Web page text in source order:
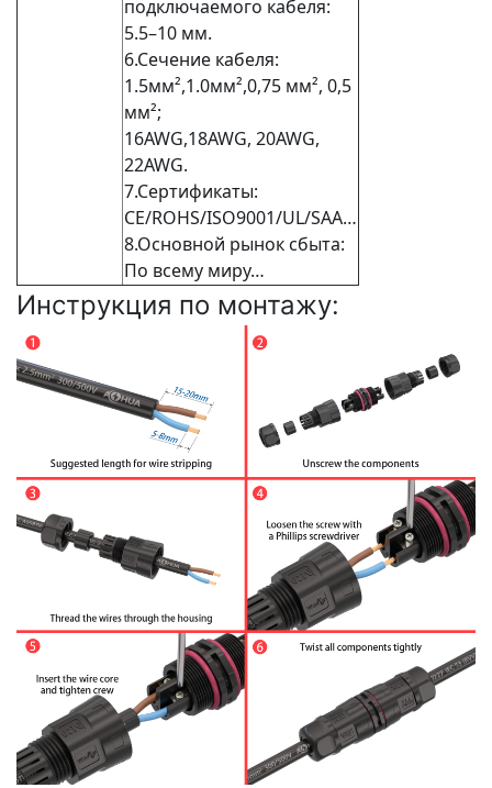
подключаемого кабеля:
5.5–10 мм.
6.Сечение кабеля:
1.5мм²,1.0мм²,0,75 мм², 0,5
мм²;
16AWG,18AWG, 20AWG,
22AWG.
7.Сертификаты:
CE/ROHS/ISO9001/UL/SAA…
8.Основной рынок сбыта:
По всему миру…
Инструкция по монтажу: